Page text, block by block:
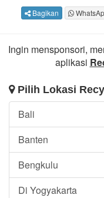
Bagikan
Ingin mensponsori,
aplikasi
Pilih Lokasi
Bali
Banten
Bengkulu
Di Yogyakarta